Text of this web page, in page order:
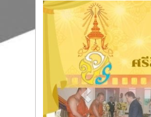
Previous